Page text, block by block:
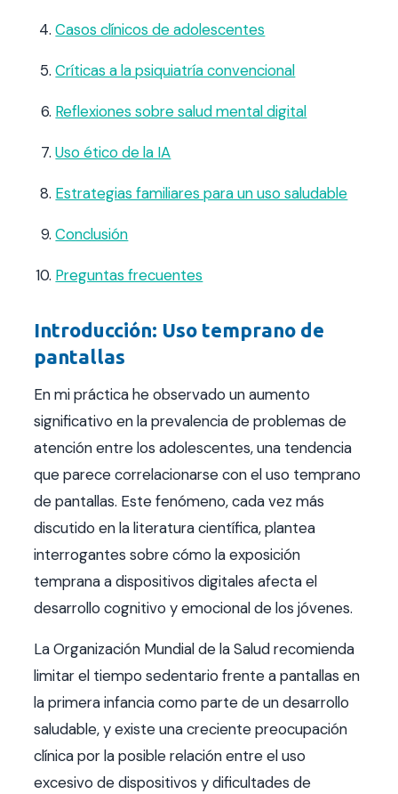
Casos clínicos de adolescentes
Críticas a la psiquiatría convencional
Reflexiones sobre salud mental digital
Uso ético de la IA
Estrategias familiares para un uso saludable
Conclusión
Preguntas frecuentes
Introducción: Uso temprano de
pantallas
En mi práctica he observado un aumento
significativo en la prevalencia de problemas de
atención entre los adolescentes, una tendencia
que parece correlacionarse con el uso temprano
de pantallas. Este fenómeno, cada vez más
discutido en la literatura científica, plantea
interrogantes sobre cómo la exposición
temprana a dispositivos digitales afecta el
desarrollo cognitivo y emocional de los jóvenes.
La Organización Mundial de la Salud recomienda
limitar el tiempo sedentario frente a pantallas en
la primera infancia como parte de un desarrollo
saludable, y existe una creciente preocupación
clínica por la posible relación entre el uso
excesivo de dispositivos y dificultades de